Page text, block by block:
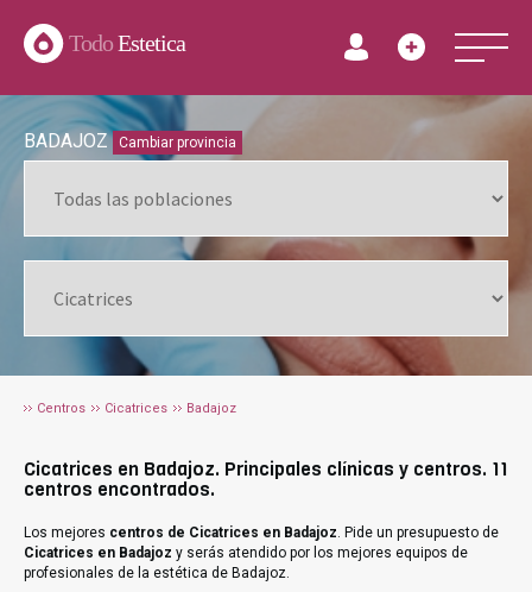
TodoEstetica
BADAJOZ Cambiar provincia
Centros Cicatrices Badajoz
Cicatrices en Badajoz. Principales clínicas y centros. 11
centros encontrados.
Los mejores centros de Cicatrices en Badajoz. Pide un presupuesto de
Cicatrices en Badajoz y serás atendido por los mejores equipos de
profesionales de la estética de Badajoz.